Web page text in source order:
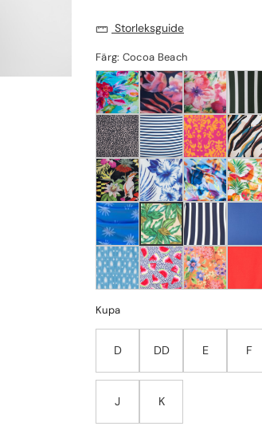
Storleksguide
Färg: Cocoa Beach
Kupa
D DD E F
J K